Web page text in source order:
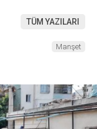
TÜM YAZILARI
Manşet